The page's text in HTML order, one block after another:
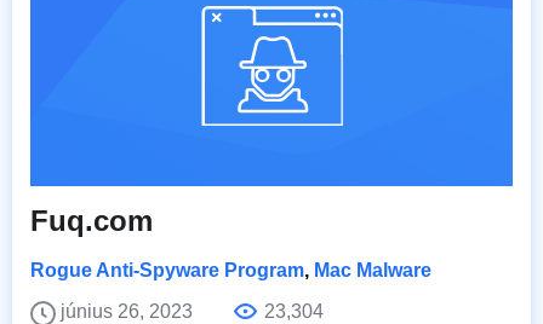
Fuq.com
Rogue Anti-Spyware Program, Mac Malware
június 26, 2023
23,304